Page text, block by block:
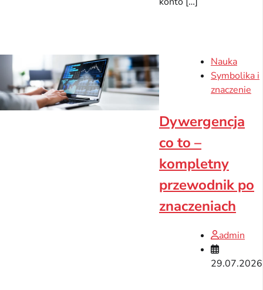
Nauka
Symbolika i
znaczenie
Dywergencja
co to –
kompletny
przewodnik po
znaczeniach
admin
29.07.2026